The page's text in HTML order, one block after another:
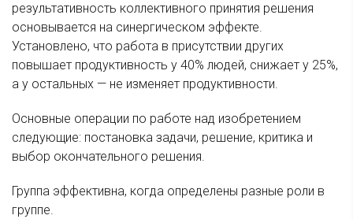
результативность коллективного принятия решения
основывается на синергическом эффекте.
Установлено, что работа в присутствии других
повышает продуктивность у 40% людей, снижает у 25%,
а у остальных — не изменяет продуктивности.
Основные операции по работе над изобретением
следующие: постановка задачи, решение, критика и
выбор окончательного решения.
Группа эффективна, когда определены разные роли в
группе.